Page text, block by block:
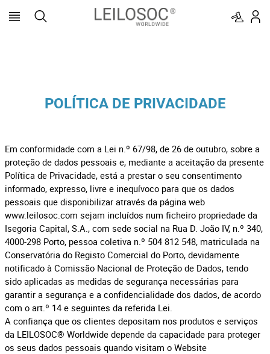
POLÍTICA DE PRIVACIDADE
Em conformidade com a Lei n.º 67/98, de 26 de outubro, sobre a
proteção de dados pessoais e, mediante a aceitação da presente
Política de Privacidade, está a prestar o seu consentimento
informado, expresso, livre e inequívoco para que os dados
pessoais que disponibilizar através da página web
www.leilosoc.com sejam incluídos num ficheiro propriedade da
Isegoria Capital, S.A., com sede social na Rua D. João IV, n.º 340,
4000-298 Porto, pessoa coletiva n.º 504 812 548, matriculada na
Conservatória do Registo Comercial do Porto, devidamente
notificado à Comissão Nacional de Proteção de Dados, tendo
sido aplicadas as medidas de segurança necessárias para
garantir a segurança e a confidencialidade dos dados, de acordo
com o art.º 14 e seguintes da referida Lei.
A confiança que os clientes depositam nos produtos e serviços
da LEILOSOC® Worldwide depende da capacidade para proteger
os seus dados pessoais quando visitam o Website